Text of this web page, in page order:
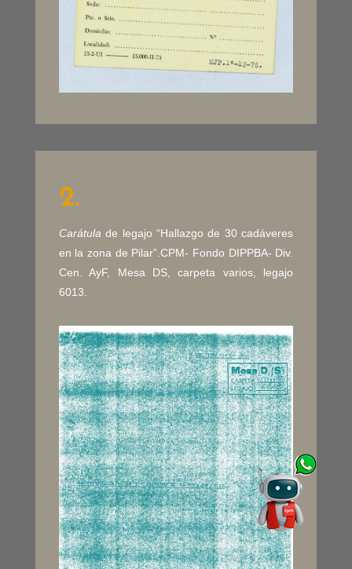
2.
Carátulade legajo “Hallazgo de 30 cadáveres
en la zona de Pilar”.CPM- Fondo DIPPBA- Div.
Cen. AyF, Mesa DS, carpeta varios, legajo
6013.